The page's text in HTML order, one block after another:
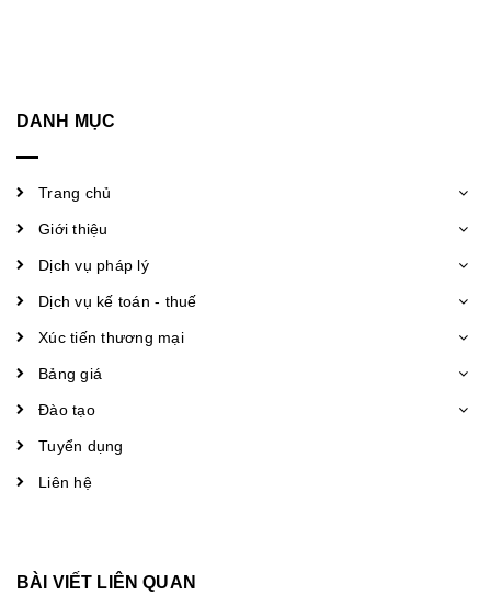
DANH MỤC
Trang chủ
Giới thiệu
Dịch vụ pháp lý
Dịch vụ kế toán - thuế
Xúc tiến thương mại
Bảng giá
Đào tạo
Tuyển dụng
Liên hệ
BÀI VIẾT LIÊN QUAN